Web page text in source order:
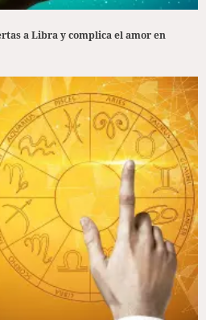
a Libra y complica el amor en